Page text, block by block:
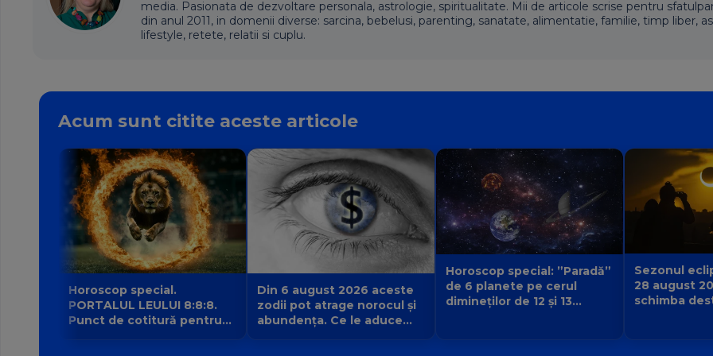
media. Pasionata de dezvoltare personala, astrologie, spiritualitate. Mii de articole scrise pentru
din anul 2011, in domenii diverse: sarcina, bebelusi, parenting, sanatate, alimentatie, familie, timp liber,
lifestyle, retete, relatii si cuplu.
Acum sunt citite aceste articole
Horoscop special.
PORTALUL LEULUI 8:8:8.
Punct de cotitură pentru
Din 6 august 2026 aceste
zodii pot atrage norocul și
abundența. Ce le aduce
Horoscop special: ”Paradă”
de 6 planete pe cerul
dimineților de 12 și 13
Sezonul
28 august
schimba